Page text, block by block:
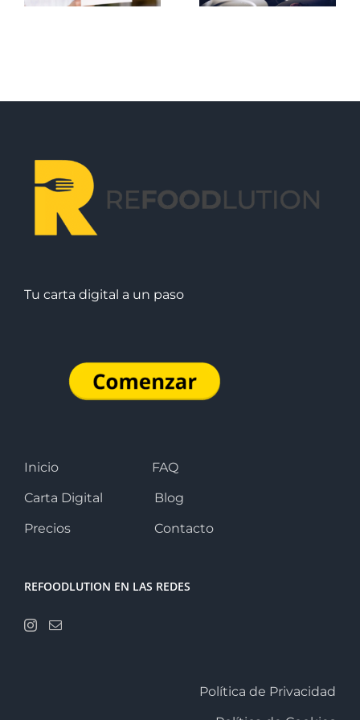
Tu carta digital a un paso
Inicio
FAQ
Carta Digital
Blog
Precios
Contacto
REFOODLUTION EN LAS REDES
Política de Privacidad